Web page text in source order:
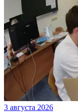
3 августа 2026